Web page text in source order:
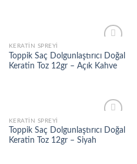
Add to
wishlist
KERATIN SPREYI
Toppik Saç Dolgunlaştırıcı Doğal
Keratin Toz 12gr – Açık Kahve
Add to
wishlist
KERATIN SPREYI
Toppik Saç Dolgunlaştırıcı Doğal
Keratin Toz 12gr – Siyah